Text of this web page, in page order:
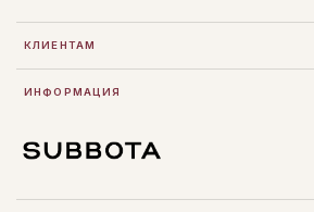
КЛИЕНТАМ
ИНФОРМАЦИЯ